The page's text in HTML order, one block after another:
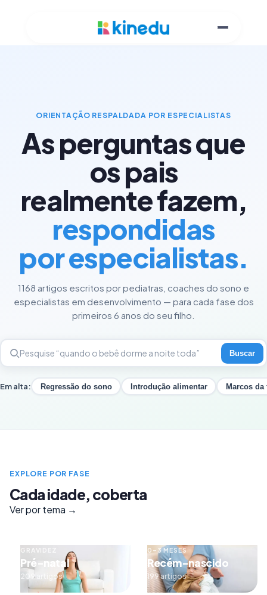
ORIENTAÇÃO RESPALDADA POR ESPECIALISTAS
As perguntas que
os pais
realmente fazem,
respondidas
por especialistas.
1168 artigos escritos por pediatras, coaches do sono e
especialistas em desenvolvimento — para cada fase dos
primeiros 6 anos do seu filho.
Buscar
Em alta: Regressão do sono Introdução alimentar Marcos da
EXPLORE POR FASE
Cada idade, coberta
Ver por tema →
GRAVIDEZ
Pré-natal
209 artigos
0–3 MESES
Recém-nascido
199 artigos